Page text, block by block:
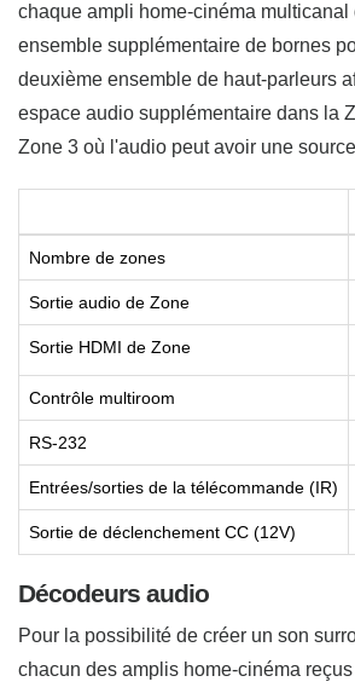
chaque ampli home-cinéma multicanal
ensemble supplémentaire de bornes
deuxième ensemble de haut-parleurs
espace audio supplémentaire dans la
Zone 3 où l'audio peut avoir une
Nombre de zones
Sortie audio de Zone
Sortie HDMI de Zone
Contrôle multiroom
RS-232
Entrées/sorties de la télécommande (IR)
Sortie de déclenchement CC (12V)
Décodeurs audio
Pour la possibilité de créer un son
chacun des amplis home-cinéma